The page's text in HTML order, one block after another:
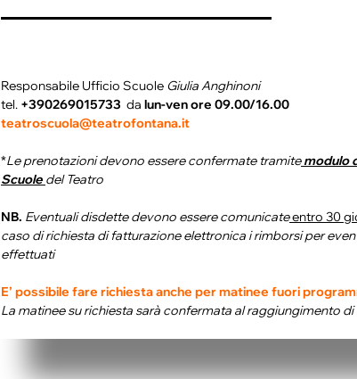
Responsabile Ufficio Scuole Giulia Anghinoni
tel. +390269015733 da lun-ven ore 09.00/16.00
teatroscuola@teatrofontana.it
*Le prenotazioni devono essere confermate tramitemodulo
Scuole del Teatro
NB. Eventuali disdette devono essere comunicateentro 30
caso di richiesta di fatturazione elettronica i rimborsi per
effettuati
E’ possibile fare richiesta anche per matinee fuori
La matinee su richiesta sarà confermata al raggiungimento